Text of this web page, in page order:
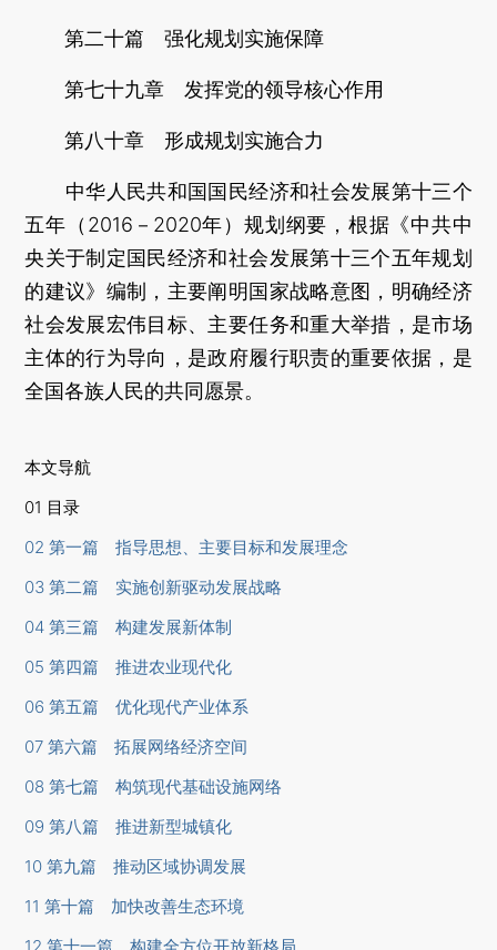
第二十篇 强化规划实施保障
第七十九章 发挥党的领导核心作用
第八十章 形成规划实施合力
中华人民共和国国民经济和社会发展第十三个
五年（2016－2020年）规划纲要，根据《中共中
央关于制定国民经济和社会发展第十三个五年规划
的建议》编制，主要阐明国家战略意图，明确经济
社会发展宏伟目标、主要任务和重大举措，是市场
主体的行为导向，是政府履行职责的重要依据，是
全国各族人民的共同愿景。
本文导航
01 目录
02 第一篇 指导思想、主要目标和发展理念
03 第二篇 实施创新驱动发展战略
04 第三篇 构建发展新体制
05 第四篇 推进农业现代化
06 第五篇 优化现代产业体系
07 第六篇 拓展网络经济空间
08 第七篇 构筑现代基础设施网络
09 第八篇 推进新型城镇化
10 第九篇 推动区域协调发展
11 第十篇 加快改善生态环境